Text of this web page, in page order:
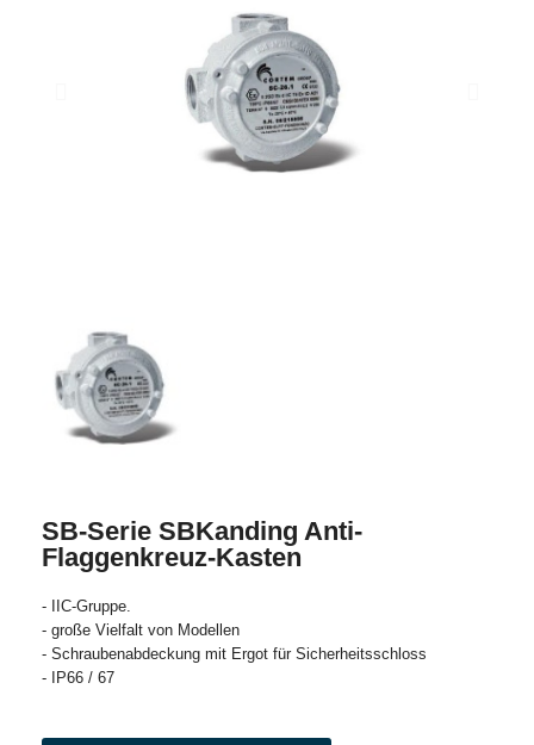
SB-Serie SBKanding Anti-
Flaggenkreuz-Kasten
- IIC-Gruppe.
- große Vielfalt von Modellen
- Schraubenabdeckung mit Ergot für Sicherheitsschloss
- IP66 / 67